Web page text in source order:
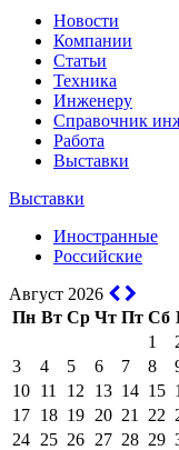
Новости
Компании
Статьи
Техника
Инженеру
Справочник
Работа
Выставки
Выставки
Иностранные
Российские
Август 2026
Пн Вт Ср Чт Пт Сб
1
3
4 5 6 7 8
10 11 12 13 14 15
17 18 19 20 21 22
24 25 26 27 28 29